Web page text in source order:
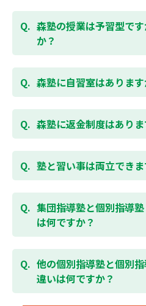
ど）も可能です。 普段忙
科目も、テスト前に集中
「質量ともに日本一」と
識や教え方を習得した先生
性に合わせて個別指導い
性を大切にするために、相
森塾の授業は予習型で
か？
春期・夏期等の講習以外
たところを教える「復習
のが楽しくなります。
勉強が楽しくなるとテスト
様の成績アップを目指し
験を！
無料体験はこちら
森塾に自習室はあります
各校舎に完備しています。
空いている時間があれば
森塾に返金制度はありま
森塾では保護者様に「安
くために、ご入塾後4回授
「全額」を返金させていた
しております。
塾と習い事は両立できま
森塾は個別指導ですので
ることができます。そのた
習い事などと無理なく両立
集団指導塾と個別指導
は何ですか？
集団指導塾は多人数の生
授業と似たスタイルでの指
塾の森塾は一人ひとりの
に指導します。
他の個別指導塾と個別
違いは何ですか？